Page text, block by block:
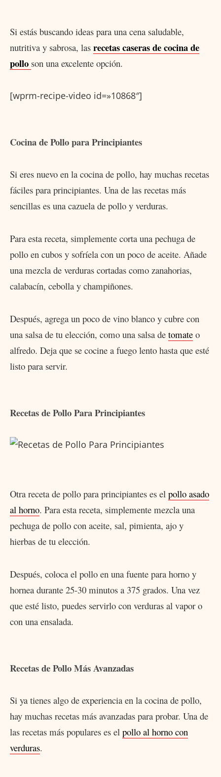
Si estás buscando ideas para una cena saludable,
nutritiva y sabrosa, las recetas caseras de cocina de
pollo son una excelente opción.
[wprm-recipe-video id=»10868″]
Cocina de Pollo para Principiantes
Si eres nuevo en la cocina de pollo, hay muchas recetas
fáciles para principiantes. Una de las recetas más
sencillas es una cazuela de pollo y verduras.
Para esta receta, simplemente corta una pechuga de
pollo en cubos y sofríela con un poco de aceite. Añade
una mezcla de verduras cortadas como zanahorias,
calabacín, cebolla y champiñones.
Después, agrega un poco de vino blanco y cubre con
una salsa de tu elección, como una salsa de tomate o
alfredo. Deja que se cocine a fuego lento hasta que esté
listo para servir.
Recetas de Pollo Para Principiantes
Otra receta de pollo para principiantes es el pollo asado
al horno. Para esta receta, simplemente mezcla una
pechuga de pollo con aceite, sal, pimienta, ajo y
hierbas de tu elección.
Después, coloca el pollo en una fuente para horno y
hornea durante 25-30 minutos a 375 grados. Una vez
que esté listo, puedes servirlo con verduras al vapor o
con una ensalada.
Recetas de Pollo Más Avanzadas
Si ya tienes algo de experiencia en la cocina de pollo,
hay muchas recetas más avanzadas para probar. Una de
las recetas más populares es el pollo al horno con
verduras.